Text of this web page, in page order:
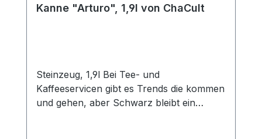
Kanne "Arturo", 1,9l von ChaCult
Steinzeug, 1,9l Bei Tee- und
Kaffeeservicen gibt es Trends die kommen
und gehen, aber Schwarz bleibt ein